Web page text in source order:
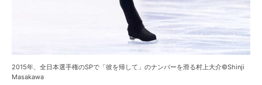
2015年、全日本選手権のSPで「彼を帰して」のナンバーを滑る村上大介©Shinji
Masakawa